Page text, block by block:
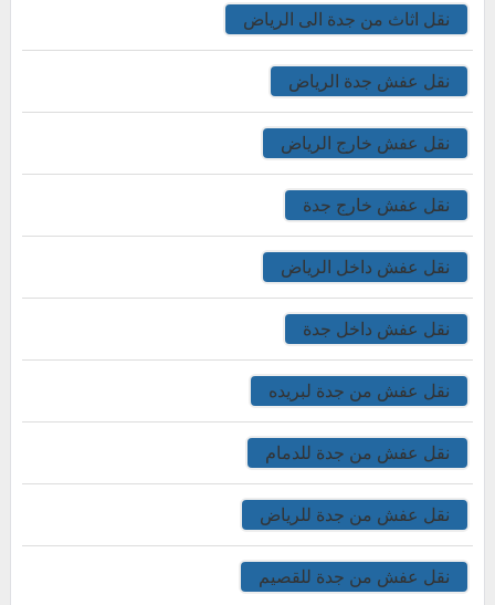
نقل اثاث من جدة الى الرياض
نقل عفش جدة الرياض
نقل عفش خارج الرياض
نقل عفش خارج جدة
نقل عفش داخل الرياض
نقل عفش داخل جدة
نقل عفش من جدة لبريده
نقل عفش من جدة للدمام
نقل عفش من جدة للرياض
نقل عفش من جدة للقصيم